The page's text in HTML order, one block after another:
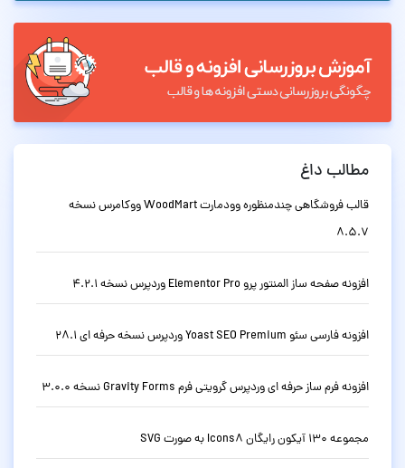
مطالب داغ
قالب فروشگاهی چندمنظوره وودمارت WoodMart ووکامرس نسخه
8.5.7
افزونه صفحه ساز المنتور پرو Elementor Pro وردپرس نسخه 4.2.1
افزونه فارسی سئو Yoast SEO Premium وردپرس نسخه حرفه ای 28.1
افزونه فرم ساز حرفه ای وردپرس گرویتی فرم Gravity Forms نسخه 3.0.0
مجموعه 130 آیکون رایگان Icons8 به صورت SVG